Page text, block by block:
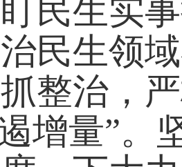
民生实
民生领
整治，
增量”。